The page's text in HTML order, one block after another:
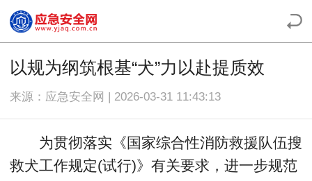
以规为纲筑根基“犬”力以赴提质效
来源：应急安全网 | 2026-03-31 11:43:13
为贯彻落实《国家综合性消防救援队伍搜
救犬工作规定(试行)》有关要求，进一步规范